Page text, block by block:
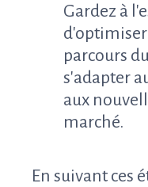
Gardez à
parcours
s'adapter
aux
marché.
En suivant ces